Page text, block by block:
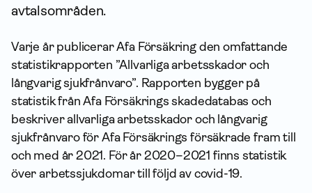
avtalsområden.
Varje år publicerar Afa För­säkring den omfattande
statistik­rapporten ”Allvarliga arbets­skador och
långvarig sjukfrånvaro”. Rapporten bygger på
statistik från Afa Försäkrings skadedatabas och
beskriver allvarliga arbets­skador och långvarig
sjukfrånvaro för Afa Försäkrings försäkrade fram till
och med år 2021. För år 2020–2021 finns statistik
över arbets­sjuk­domar till följd av covid-19.